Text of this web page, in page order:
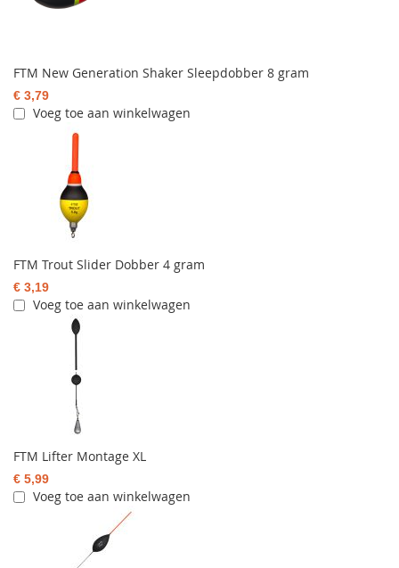
FTM New Generation Shaker Sleepdobber 8 gram
€ 3,79
Voeg toe aan winkelwagen
FTM Trout Slider Dobber 4 gram
€ 3,19
Voeg toe aan winkelwagen
FTM Lifter Montage XL
€ 5,99
Voeg toe aan winkelwagen